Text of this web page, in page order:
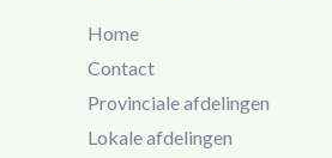
Home
Contact
Provinciale afdelingen
Lokale afdelingen